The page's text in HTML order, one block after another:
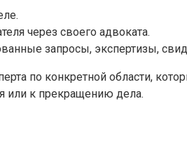
через своего адвоката.
запросы, экспертизы,
по конкретной области,
или к прекращению дела.